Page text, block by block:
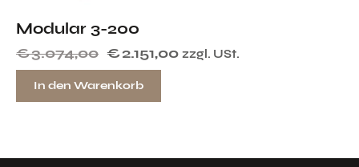
Modular 3-200
€3.074,00 €2.151,00 zzgl. USt.
In den Warenkorb